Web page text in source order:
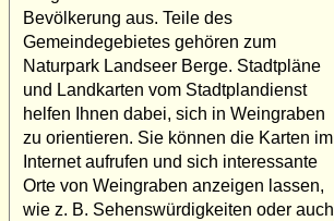
Bevölkerung aus. Teile des
Gemeindegebietes gehören zum
Naturpark Landseer Berge. Stadtpläne
und Landkarten vom Stadtplandienst
helfen Ihnen dabei, sich in Weingraben
zu orientieren. Sie können die Karten im
Internet aufrufen und sich interessante
Orte von Weingraben anzeigen lassen,
wie z. B. Sehenswürdigkeiten oder auch